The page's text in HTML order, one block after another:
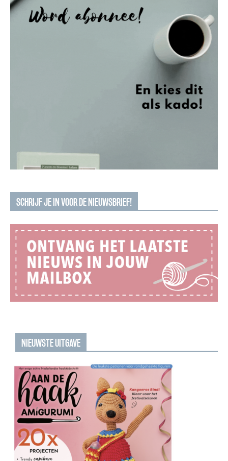
SCHRIJF JE IN VOOR DE NIEUWSBRIEF!
NIEUWSTE UITGAVE